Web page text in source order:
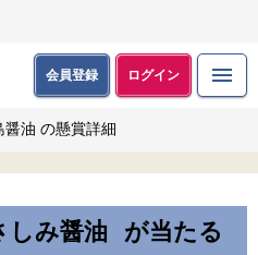
会員登録 ログイン
醤油 の懸賞詳細
しみ醤油 が当たる